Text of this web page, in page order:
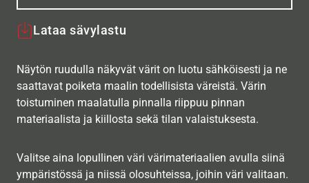
Lataa sävylastu
Näytön ruudulla näkyvät värit on luotu sähköisesti ja ne
saattavat poiketa maalin todellisista väreistä. Värin
toistuminen maalatulla pinnalla riippuu pinnan
materiaalista ja kiillosta sekä tilan valaistuksesta.
Valitse aina lopullinen väri värimateriaalien avulla siinä
ympäristössä ja niissä olosuhteissa, joihin väri valitaan.